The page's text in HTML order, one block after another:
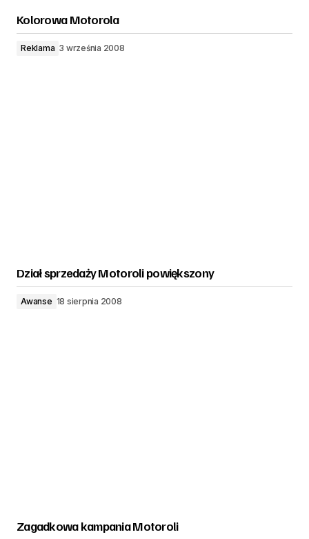
Kolorowa Motorola
Reklama 3 września 2008
Dział sprzedaży Motoroli powiększony
Awanse 18 sierpnia 2008
Zagadkowa kampania Motoroli